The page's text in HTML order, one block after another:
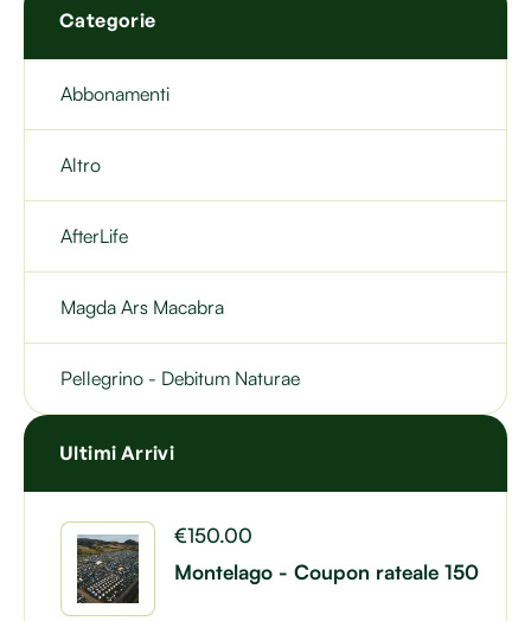
Categorie
Abbonamenti
Altro
AfterLife
Magda Ars Macabra
Pellegrino - Debitum Naturae
Ultimi Arrivi
Montelago - Coupon rateale 150
€150.00